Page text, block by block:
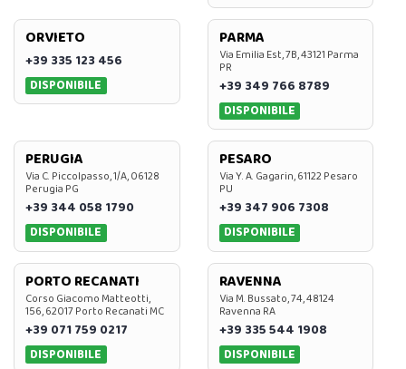
ORVIETO
+39 335 123 456
DISPONIBILE
PARMA
Via Emilia Est, 7B, 43121 Parma
PR
+39 349 766 8789
DISPONIBILE
PERUGIA
Via C. Piccolpasso, 1/A, 06128
Perugia PG
+39 344 058 1790
DISPONIBILE
PESARO
Via Y. A. Gagarin, 61122 Pesaro
PU
+39 347 906 7308
DISPONIBILE
PORTO RECANATI
Corso Giacomo Matteotti,
156, 62017 Porto Recanati MC
+39 071 759 0217
DISPONIBILE
RAVENNA
Via M. Bussato, 74, 48124
Ravenna RA
+39 335 544 1908
DISPONIBILE